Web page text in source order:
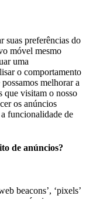
suas preferências do
móvel mesmo
uma
o comportamento
melhorar a
que visitam o nosso
os anúncios
funcionalidade de
de anúncios?
beacons’, ‘pixels’